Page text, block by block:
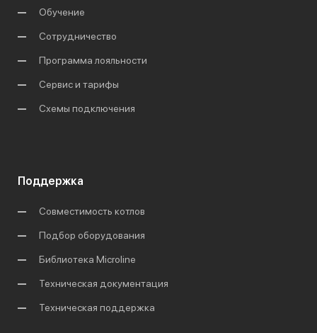
Обучение
Сотрудничество
Программа лояльности
Сервис и тарифы
Схемы подключения
Поддержка
Совместимость котлов
Подбор оборудования
Библиотека Microline
Техническая документация
Техническая поддержка